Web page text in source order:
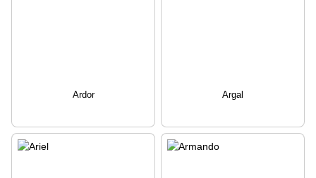
Ardor Argal